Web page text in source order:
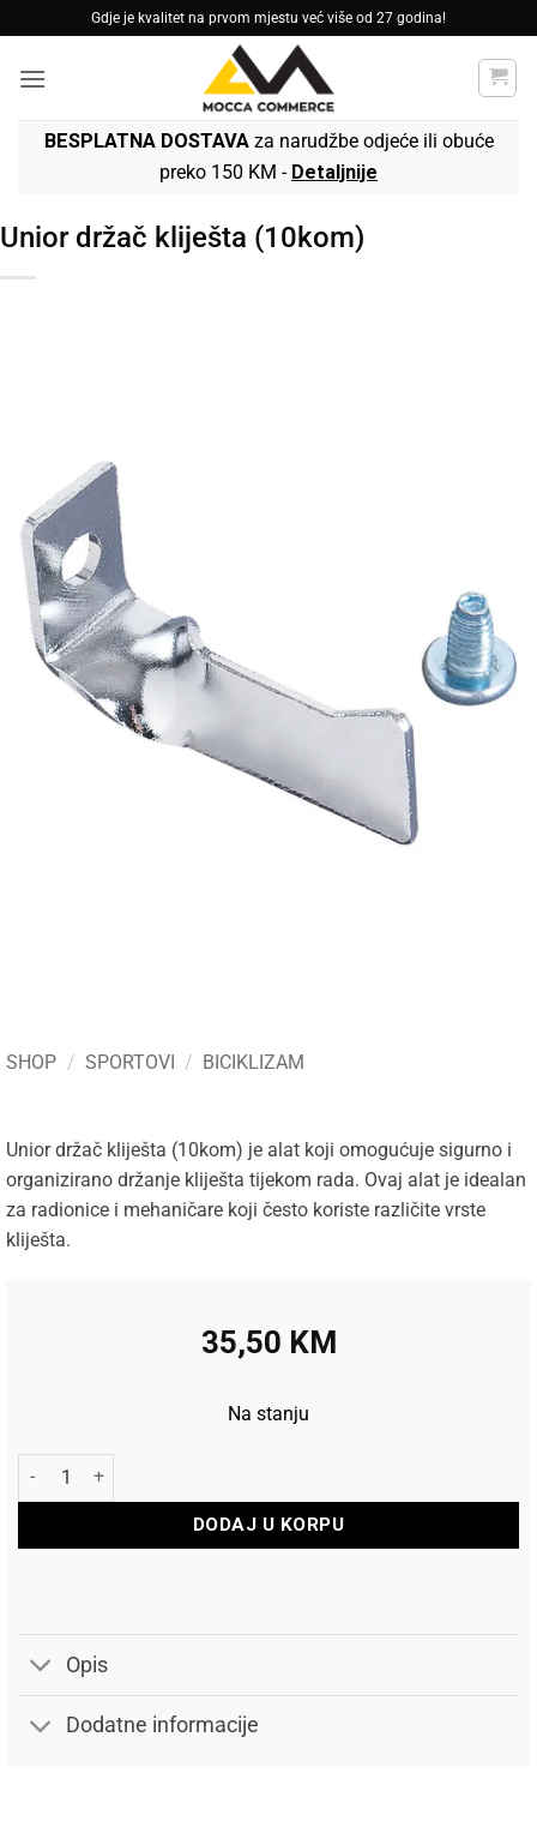
to
content
Gdje je kvalitet na prvom mjestu već više od 27 godina!
BESPLATNA DOSTAVAza narudžbe odjeće ili obuće
preko 150 KM - Detaljnije
Unior držač kliješta (10kom)
SHOP / SPORTOVI / BICIKLIZAM
Unior držač kliješta (10kom) je alat koji omogućuje sigurno i
organizirano držanje kliješta tijekom rada. Ovaj alat je idealan
za radionice i mehaničare koji često koriste različite vrste
kliješta.
35,50 KM
Na stanju
Unior držač kliješta (10kom) količina
DODAJ U KORPU
Opis
Dodatne informacije